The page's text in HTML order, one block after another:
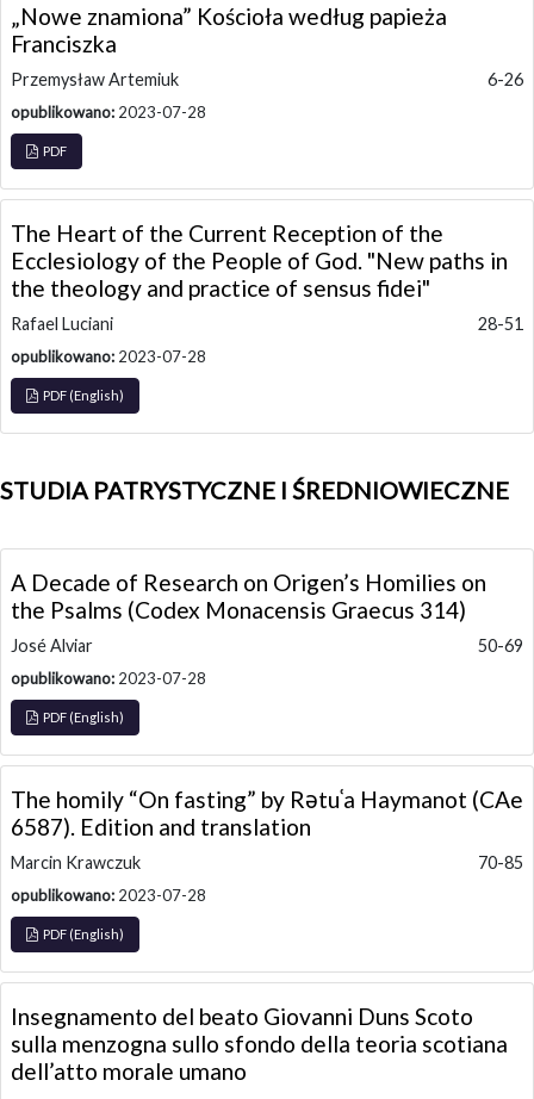
„Nowe znamiona” Kościoła według papieża
Franciszka
Przemysław Artemiuk 6-26
opublikowano: 2023-07-28
PDF
The Heart of the Current Reception of the
Ecclesiology of the People of God. "New paths in
the theology and practice of sensus fidei"
Rafael Luciani 28-51
opublikowano: 2023-07-28
PDF (English)
STUDIA PATRYSTYCZNE I ŚREDNIOWIECZNE
A Decade of Research on Origen’s Homilies on
the Psalms (Codex Monacensis Graecus 314)
José Alviar 50-69
opublikowano: 2023-07-28
PDF (English)
The homily “On fasting” by Rǝtuʿa Haymanot (CAe
6587). Edition and translation
Marcin Krawczuk 70-85
opublikowano: 2023-07-28
PDF (English)
Insegnamento del beato Giovanni Duns Scoto
sulla menzogna sullo sfondo della teoria scotiana
dell’atto morale umano